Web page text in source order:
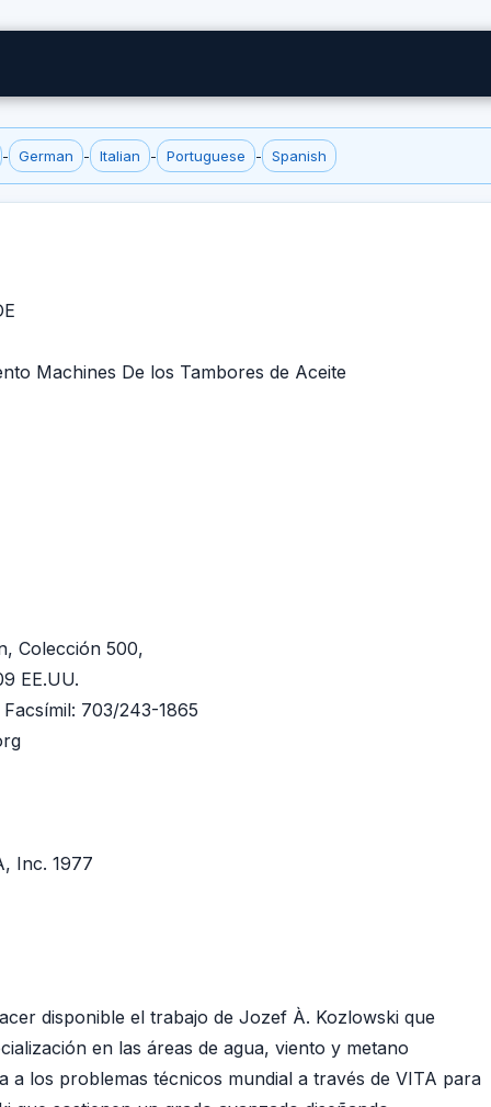
- German - Italian - Portuguese - Spanish
Machines De los Tambores de Aceite
Colección 500,
EE.UU.
703/243-1865
Inc. 1977
disponible el trabajo de Jozef À. Kozlowski que
en las áreas de agua, viento y metano
a los problemas técnicos mundial a través de VITA para